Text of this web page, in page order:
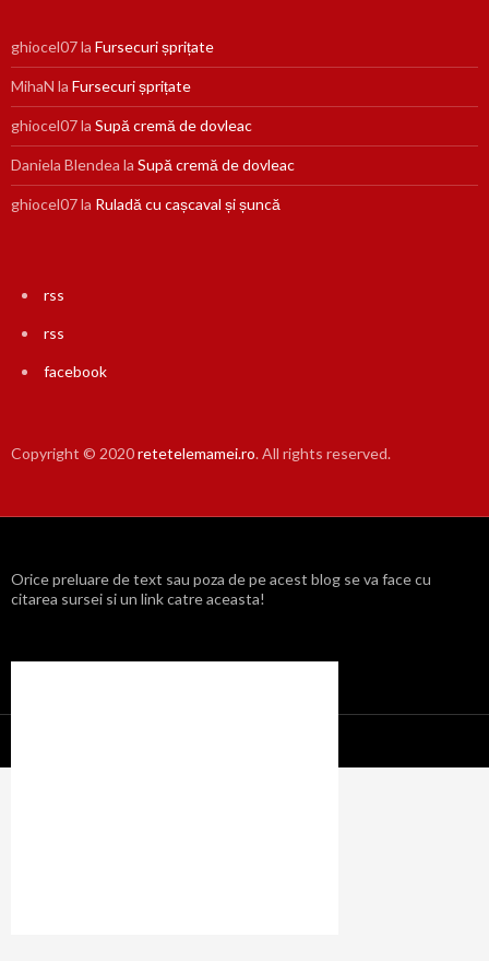
ghiocel07la Fursecuri șprițate
MihaN la Fursecuri șprițate
ghiocel07la Supă cremă de dovleac
Daniela Blendea la Supă cremă de dovleac
ghiocel07la Ruladă cu cașcaval și șuncă
rss
rss
facebook
Copyright © 2020retetelemamei.ro. All rights reserved.
Orice preluare de text sau poza de pe acest blog se va face cu
citarea sursei si un link catre aceasta!